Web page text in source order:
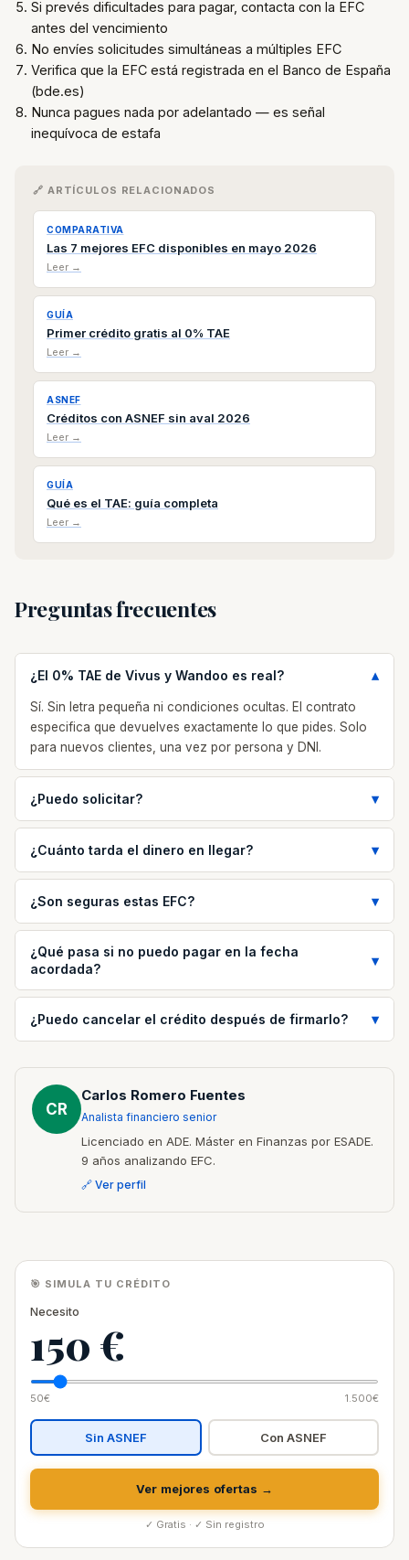
Si prevés dificultades para pagar, contacta con la EFC
antes del vencimiento
No envíes solicitudes simultáneas a múltiples EFC
Verifica que la EFC está registrada en el Banco de España
(bde.es)
Nunca pagues nada por adelantado — es señal
inequívoca de estafa
🔗 ARTÍCULOS RELACIONADOS
COMPARATIVA
Las 7 mejores EFC disponibles en mayo 2026
Leer →
GUÍA
Primer crédito gratis al 0% TAE
Leer →
ASNEF
Créditos con ASNEF sin aval 2026
Leer →
GUÍA
Qué es el TAE: guía completa
Leer →
Preguntas frecuentes
¿El 0% TAE de Vivus y Wandoo es real?
Sí. Sin letra pequeña ni condiciones ocultas. El contrato
especifica que devuelves exactamente lo que pides. Solo
para nuevos clientes, una vez por persona y DNI.
¿Puedo solicitar?
¿Cuánto tarda el dinero en llegar?
¿Son seguras estas EFC?
¿Qué pasa si no puedo pagar en la fecha
acordada?
¿Puedo cancelar el crédito después de firmarlo?
CR
Carlos Romero Fuentes
Analista financiero senior
Licenciado en ADE. Máster en Finanzas por ESADE.
9 años analizando EFC.
🔗 Ver perfil
🎯 SIMULA TU CRÉDITO
Necesito
150 €
50€ 1.500€
Sin ASNEF Con ASNEF
Ver mejores ofertas →
✓ Gratis · ✓ Sin registro